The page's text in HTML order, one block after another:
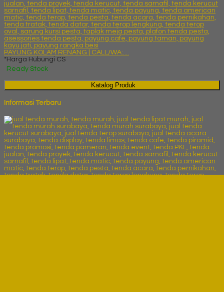
PAYUNG KOLAM RENANG | CALL/WA:....
*Harga Hubungi CS
Ready Stock
Katalog Produk
Informasi Terbaru